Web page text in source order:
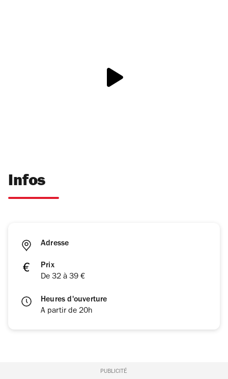
Infos
Adresse
Prix
De 32 à 39 €
Heures d'ouverture
A partir de 20h
PUBLICITÉ